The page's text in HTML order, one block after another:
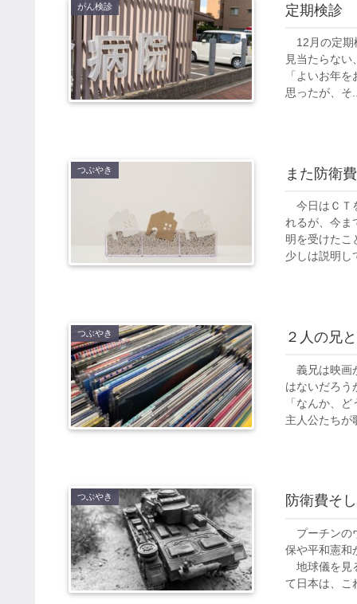
がん検診 定期検診
12月の定期
見当たらな
「よいお年
思ったが、そ
つぶやき また防衛
今日はＣＴ
れるが、今ま
明を受けた
少しは説明し
つぶやき ２人の兄
義兄は映画
はないだろ
「なんか、
主人公たちが
つぶやき 防衛費そ
プーチンの
保や平和憲和
地球儀を見
て日本は、こ